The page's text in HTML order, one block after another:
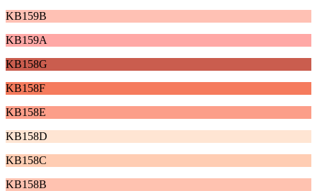
KB159B
KB159A
KB158G
KB158F
KB158E
KB158D
KB158C
KB158B